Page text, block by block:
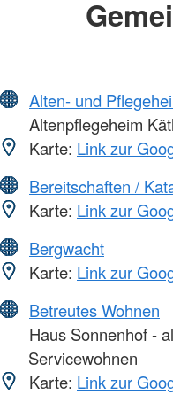
Alten- und
Altenpflegeheim
Karte: Link zur
Bereitschaften /
Karte: Link zur
Bergwacht
Karte: Link zur
Betreutes Wohnen
Haus Sonnenhof -
Servicewohnen
Karte: Link zur